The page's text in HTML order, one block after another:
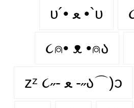
υ´• ﻌ •`υ
૮⍝• ᴥ •⍝ა
zᶻ ૮˶- ﻌ -˶ა⌒)ᦱ